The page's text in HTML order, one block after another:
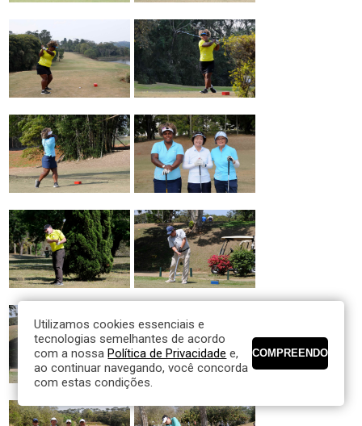
Utilizamos cookies essenciais e
tecnologias semelhantes de acordo
com a nossaPolítica de Privacidade e,
ao continuar navegando, você concorda
com estas condições.